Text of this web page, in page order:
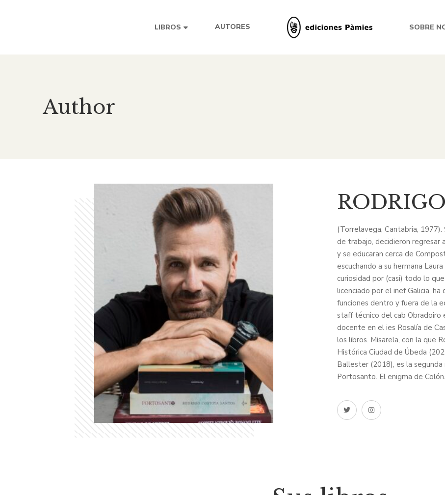
LIBROS AUTORES SOBRE
Author
(Torrelavega, Cantabria,
de trabajo, decidieron regresar
y se educaran cerca de
escuchando a su hermana
curiosidad por (casi) todo lo
licenciado por el inef Galicia,
funciones dentro y fuera de la
staff técnico del cab Obradoiro
docente en el ies Rosalía de
los libros. Misarela, con la que
Histórica Ciudad de Úbeda
Ballester (2018), es la
Portosanto. El enigma de Colón.